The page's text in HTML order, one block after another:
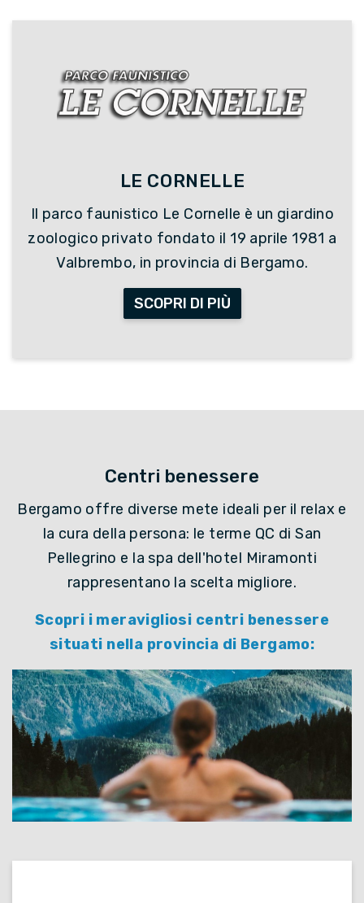
LE CORNELLE
Il parco faunistico Le Cornelle è un giardino
zoologico privato fondato il 19 aprile 1981 a
Valbrembo, in provincia di Bergamo.
SCOPRI DI PIÙ
Centri benessere
Bergamo offre diverse mete ideali per il relax e
la cura della persona: le terme QC di San
Pellegrino e la spa dell'hotel Miramonti
rappresentano la scelta migliore.
Scopri i meravigliosi centri benessere
situati nella provincia di Bergamo: